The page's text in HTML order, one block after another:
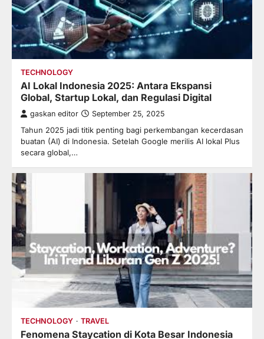
TECHNOLOGY
AI Lokal Indonesia 2025: Antara Ekspansi
Global, Startup Lokal, dan Regulasi Digital
gaskan editor September 25, 2025
Tahun 2025 jadi titik penting bagi perkembangan kecerdasan
buatan (AI) di Indonesia. Setelah Google merilis AI lokal Plus
secara global,…
TECHNOLOGY TRAVEL
Fenomena Staycation di Kota Besar Indonesia